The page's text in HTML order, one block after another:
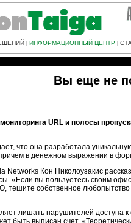
ИНФОРМАЦИОННЫЙ ЦЕНТР
Вы еще не
URL и полосы
что она разработала
в денежном выражении в
Networks Кон Николоузакис
«Если вы пользуетесь своим
тешите собственное
лишать нарушителей доступа
быть выписан счет.